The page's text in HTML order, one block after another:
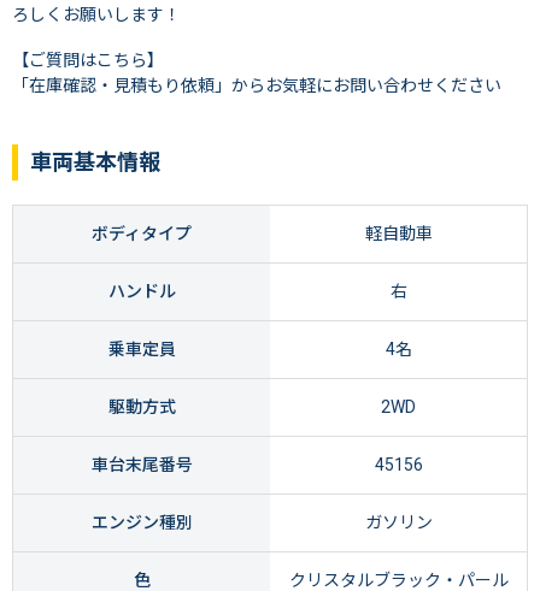
ろしくお願いします！
【ご質問はこちら】
「在庫確認・見積もり依頼」からお気軽にお問い合わせください
車両基本情報
ボディタイプ 軽自動車
ハンドル 右
乗車定員 4名
駆動方式 2WD
車台末尾番号 45156
エンジン種別 ガソリン
色 クリスタルブラック・パール